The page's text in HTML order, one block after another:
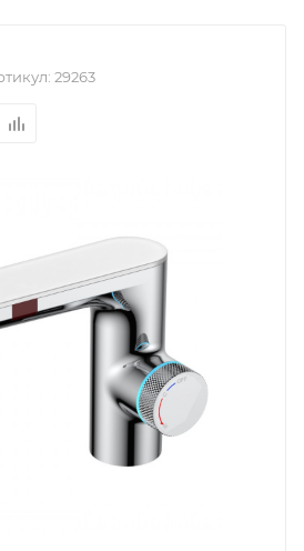
29263